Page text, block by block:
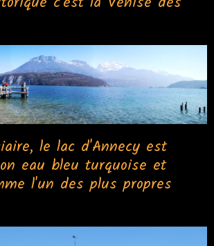
le lac d'Annecy est
eau bleu turquoise et
l'un des plus propres